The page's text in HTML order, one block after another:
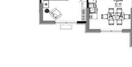
Да, удалить Отмена